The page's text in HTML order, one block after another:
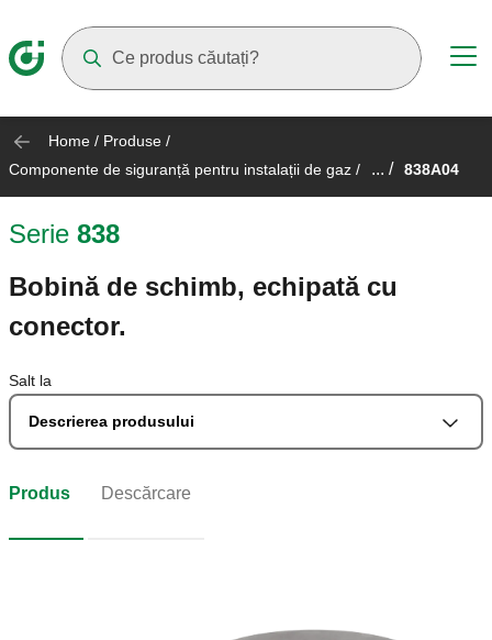
Home / Produse /
Componente de siguranță pentru instalații de gaz / ... / 838A04
Serie 838
Bobină de schimb, echipată cu
conector.
Salt la
Descrierea produsului
Produs Descărcare